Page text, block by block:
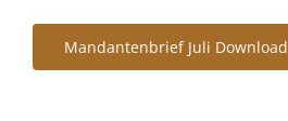
Mandantenbrief Juli Download